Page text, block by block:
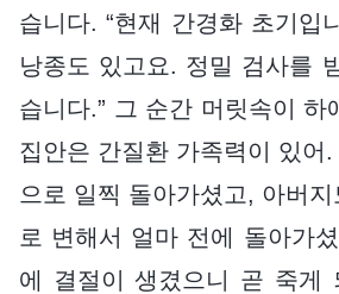
습니다. “현재 간경화 초기입
낭종도 있고요. 정밀 검사를
습니다.” 그 순간 머릿속이 하
집안은 간질환 가족력이 있어
으로 일찍 돌아가셨고, 아버
로 변해서 얼마 전에 돌아가
에 결절이 생겼으니 곧 죽게